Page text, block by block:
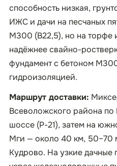
способность низкая,
ИЖС и дачи на песчаных
М300 (B22,5), но на торфе
надёжнее свайно-
фундамент с бетоном
гидроизоляцией.
Маршрут доставки:
Всеволожского района
шоссе (Р-21), затем на
Мги — около 40 км, 50–70
Кудрово. На узкие дачные